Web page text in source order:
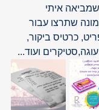
איתי
שתרצו עבור
כרטיס ביקור,
ועוד...